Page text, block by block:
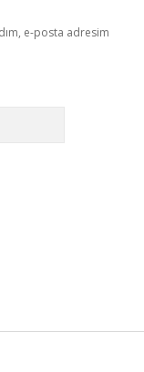
e-posta adresim